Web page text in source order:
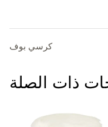
كرسي بوف
ذات الصلة